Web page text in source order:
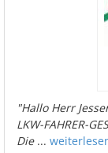
"Hallo Herr
LKW-FAHRER-
Die...